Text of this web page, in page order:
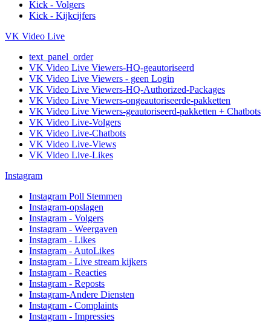
Kick - Volgers
Kick - Kijkcijfers
VK Video Live
text_panel_order
VK Video Live Viewers-HQ-geautoriseerd
VK Video Live Viewers - geen Login
VK Video Live Viewers-HQ-Authorized-Packages
VK Video Live Viewers-ongeautoriseerde-pakketten
VK Video Live Viewers-geautoriseerd-pakketten + Chatbots
VK Video Live-Volgers
VK Video Live-Chatbots
VK Video Live-Views
VK Video Live-Likes
Instagram
Instagram Poll Stemmen
Instagram-opslagen
Instagram - Volgers
Instagram - Weergaven
Instagram - Likes
Instagram - AutoLikes
Instagram - Live stream kijkers
Instagram - Reacties
Instagram - Reposts
Instagram-Andere Diensten
Instagram - Complaints
Instagram - Impressies